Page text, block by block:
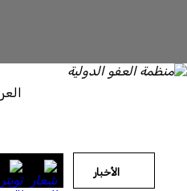
الأخبار